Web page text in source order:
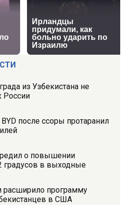
из Узбекистана не
России
после ссоры протаранил
о повышении
градусов в выходные
расширило программу
в США